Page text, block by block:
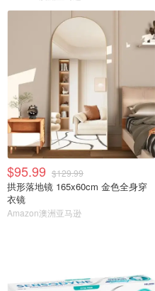
$95.99 $129.99
拱形落地镜 165x60cm 金色全身穿
衣镜
Amazon澳洲亚马逊